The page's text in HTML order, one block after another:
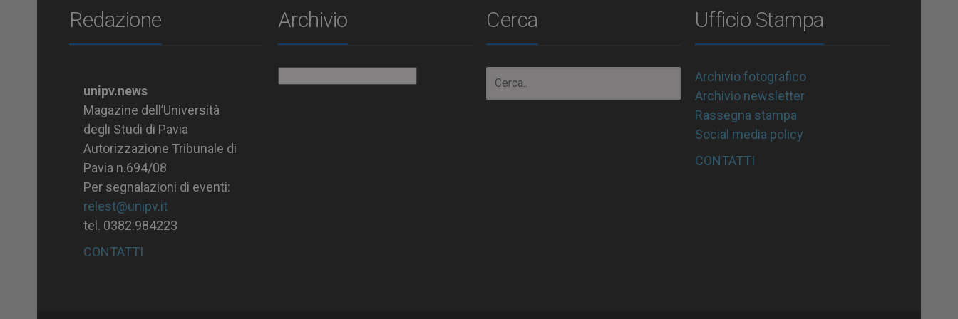
Redazione
unipv.news
Magazine dell’Università
degli Studi di Pavia
Autorizzazione Tribunale di
Pavia n.694/08
Per segnalazioni di eventi:
relest@unipv.it
tel. 0382.984223
CONTATTI
Archivio Cerca Ufficio Stampa
Archivio fotografico
Archivio newsletter
Rassegna stampa
Social media policy
CONTATTI